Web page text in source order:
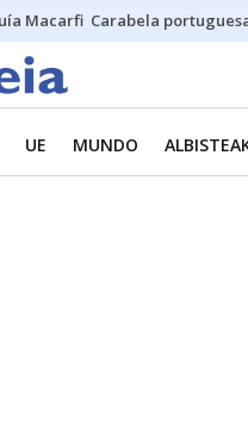
Macarfi Carabela
UE MUNDO